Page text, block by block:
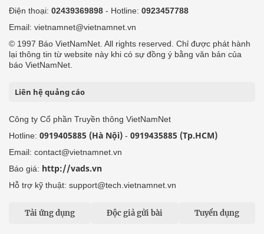
Điện thoại: 02439369898 - Hotline: 0923457788
Email: vietnamnet@vietnamnet.vn
© 1997 Báo VietNamNet. All rights reserved. Chỉ được phát hành
lại thông tin từ website này khi có sự đồng ý bằng văn bản của
báo VietNamNet.
Liên hệ quảng cáo
Công ty Cổ phần Truyền thông VietNamNet
Hotline: 0919405885 (Hà Nội) - 0919435885 (Tp.HCM)
Email: contact@vietnamnet.vn
Báo giá: http://vads.vn
Hỗ trợ kỹ thuật: support@tech.vietnamnet.vn
Tải ứng dụng Độc giả gửi bài Tuyển dụng